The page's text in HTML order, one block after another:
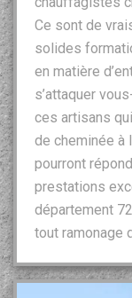
Ce sont de
solides
en matière
s’attaquer
ces artisans
de cheminée à
pourront
prestations
département
tout ramonage